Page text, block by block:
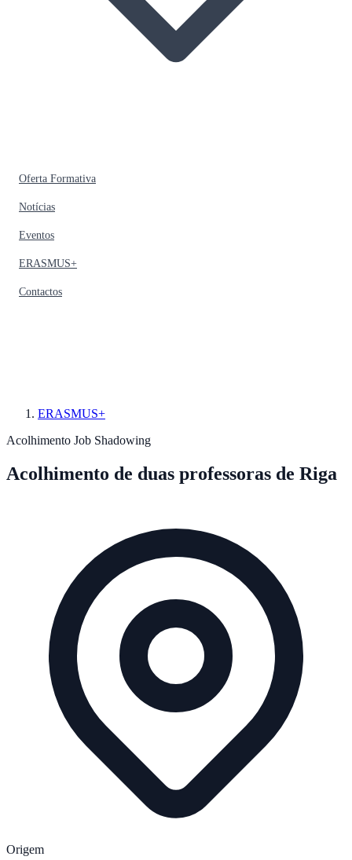
Oferta Formativa
Notícias
Eventos
ERASMUS+
Contactos
ERASMUS+
Acolhimento Job Shadowing
Acolhimento de duas professoras de Riga
Origem